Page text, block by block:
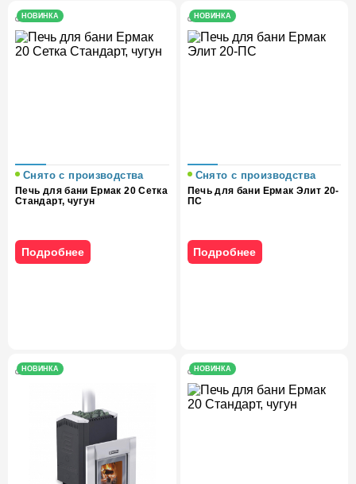
НОВИНКА
Снято с производства
Печь для бани Ермак 20 Сетка
Стандарт, чугун
Подробнее
НОВИНКА
Снято с производства
Печь для бани Ермак Элит 20-
ПС
Подробнее
НОВИНКА НОВИНКА